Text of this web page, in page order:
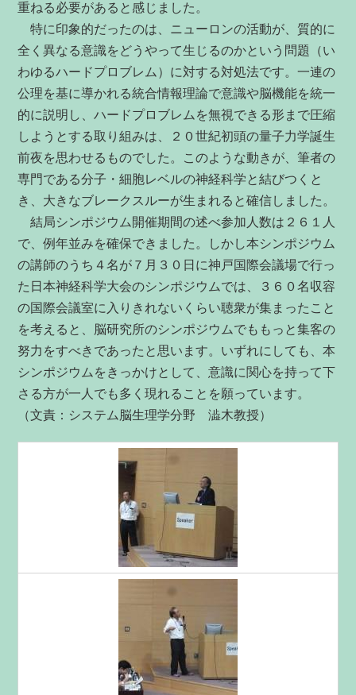
重ねる必要があると感じました。
特に印象的だったのは、ニューロンの活動が、質的に
全く異なる意識をどうやって生じるのかという問題（い
わゆるハードプロブレム）に対する対処法です。一連の
公理を基に導かれる統合情報理論で意識や脳機能を統一
的に説明し、ハードプロブレムを無視できる形まで圧縮
しようとする取り組みは、２０世紀初頭の量子力学誕生
前夜を思わせるものでした。このような動きが、筆者の
専門である分子・細胞レベルの神経科学と結びつくと
き、大きなブレークスルーが生まれると確信しました。
結局シンポジウム開催期間の述べ参加人数は２６１人
で、例年並みを確保できました。しかし本シンポジウム
の講師のうち４名が７月３０日に神戸国際会議場で行っ
た日本神経科学大会のシンポジウムでは、３６０名収容
の国際会議室に入りきれないくらい聴衆が集まったこと
を考えると、脳研究所のシンポジウムでももっと集客の
努力をすべきであったと思います。いずれにしても、本
シンポジウムをきっかけとして、意識に関心を持って下
さる方が一人でも多く現れることを願っています。
（文責：システム脳生理学分野 澁木教授）